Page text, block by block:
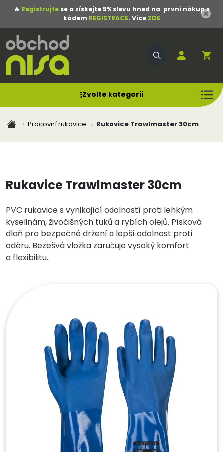
🔥 Registrujtese a získejte 5% slevu hned na první nákup s
kódem REGISTRACE. VíceZDE
Zvolte kategorii
Pracovní rukavice Rukavice Trawlmaster 30cm
Rukavice Trawlmaster 30cm
PVC rukavice s vynikající odolností proti lehkým
kyselinám, živočišných tuků a rybích olejů. Písková
dlaň pro bezpečné držení a lepší odolnost proti
oděru. Bezešvá vložka zaručuje vysoký komfort
a flexibilitu..